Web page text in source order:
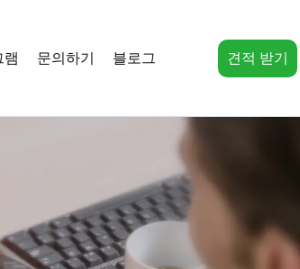
램 문의하기 블로그 견적 받기